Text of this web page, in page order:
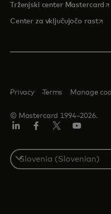
Trženjski center Mastercard
Center za vključujočo rast
© Mastercard 1994–2026.
Privacy Terms Manage
Select
a
country